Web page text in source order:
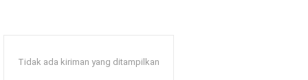
Tidak ada kiriman yang ditampilkan